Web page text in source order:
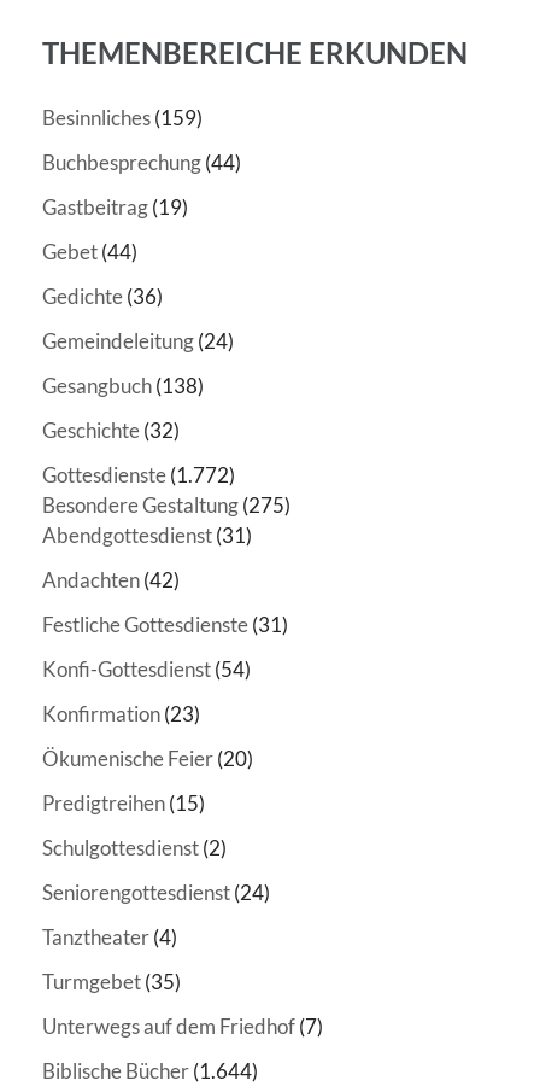
THEMENBEREICHE ERKUNDEN
Besinnliches(159)
Buchbesprechung(44)
Gastbeitrag(19)
Gebet(44)
Gedichte(36)
Gemeindeleitung(24)
Gesangbuch(138)
Geschichte(32)
Gottesdienste(1.772)
Besondere Gestaltung(275)
Abendgottesdienst(31)
Andachten(42)
Festliche Gottesdienste(31)
Konfi-Gottesdienst(54)
Konfirmation(23)
Ökumenische Feier(20)
Predigtreihen(15)
Schulgottesdienst(2)
Seniorengottesdienst(24)
Tanztheater(4)
Turmgebet(35)
Unterwegs auf dem Friedhof(7)
Biblische Bücher(1.644)